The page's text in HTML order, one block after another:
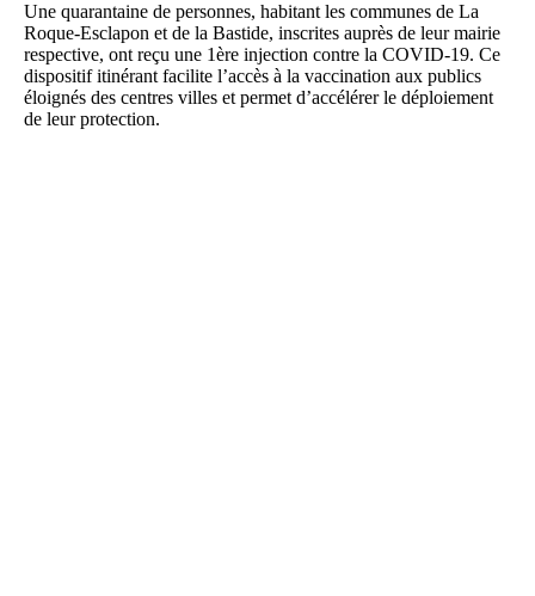
Une quarantaine de personnes, habitant les communes de La
Roque-Esclapon et de la Bastide, inscrites auprès de leur mairie
respective, ont reçu une 1ère injection contre la COVID-19. Ce
dispositif itinérant facilite l’accès à la vaccination aux publics
éloignés des centres villes et permet d’accélérer le déploiement
de leur protection.